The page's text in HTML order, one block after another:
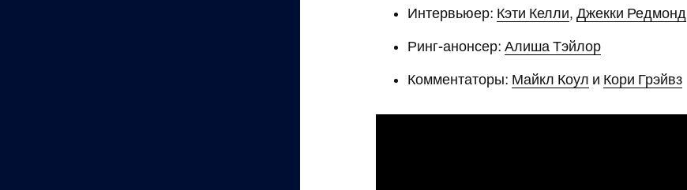
Интервьюер: Кэти Келли,Джекки Редмонд
Ринг-анонсер:Алиша Тэйлор
Комментаторы: Майкл Коул и Кори Грэйвз